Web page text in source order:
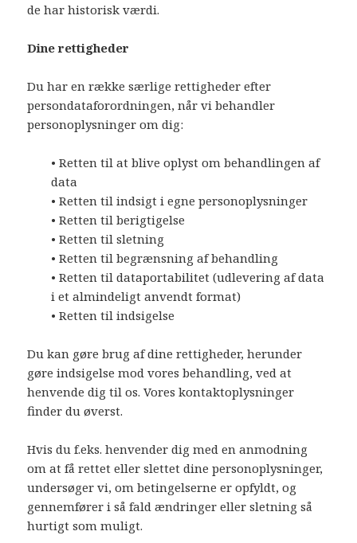
de har historisk værdi.
Dine rettigheder
Du har en række særlige rettigheder efter
persondataforordningen, når vi behandler
personoplysninger om dig:
• Retten til at blive oplyst om behandlingen af
data
• Retten til indsigt i egne personoplysninger
• Retten til berigtigelse
• Retten til sletning
• Retten til begrænsning af behandling
• Retten til dataportabilitet (udlevering af data
i et almindeligt anvendt format)
• Retten til indsigelse
Du kan gøre brug af dine rettigheder, herunder
gøre indsigelse mod vores behandling, ved at
henvende dig til os. Vores kontaktoplysninger
finder du øverst.
Hvis du f.eks. henvender dig med en anmodning
om at få rettet eller slettet dine personoplysninger,
undersøger vi, om betingelserne er opfyldt, og
gennemfører i så fald ændringer eller sletning så
hurtigt som muligt.